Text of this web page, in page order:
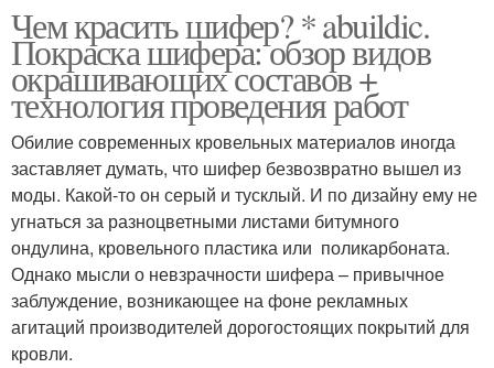
Чем красить шифер? * abuildic.
Покраска шифера: обзор видов
окрашивающих составов +
технология проведения работ
Обилие современных кровельных материалов иногда
заставляет думать, что шифер безвозвратно вышел из
моды. Какой-то он серый и тусклый. И по дизайну ему не
угнаться за разноцветными листами битумного
ондулина, кровельного пластика или поликарбоната.
Однако мысли о невзрачности шифера – привычное
заблуждение, возникающее на фоне рекламных
агитаций производителей дорогостоящих покрытий для
кровли.